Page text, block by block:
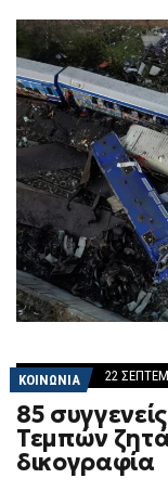
ΚΟΙΝΩΝΙΑ 22
85
Τεμπών
δικογραφία